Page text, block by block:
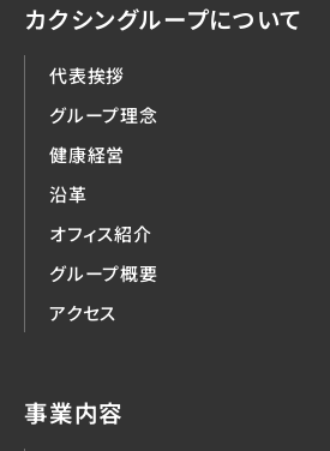
カクシングループについて
代表挨拶
グループ理念
健康経営
沿革
オフィス紹介
グループ概要
アクセス
事業内容